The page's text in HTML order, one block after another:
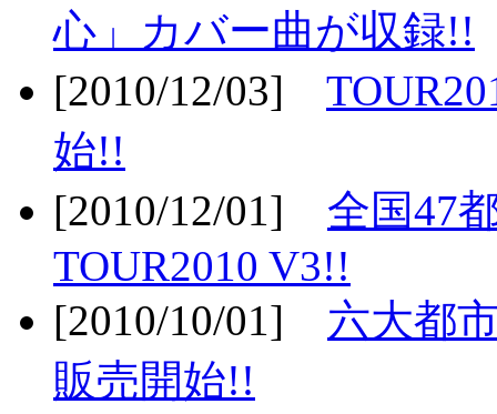
心」カバー曲が収録!!
[2010/12/03]
始!!
[2010/12/01] 全国47
TOUR2010 V3!!
[2010/10/01] 六大都
販売開始!!